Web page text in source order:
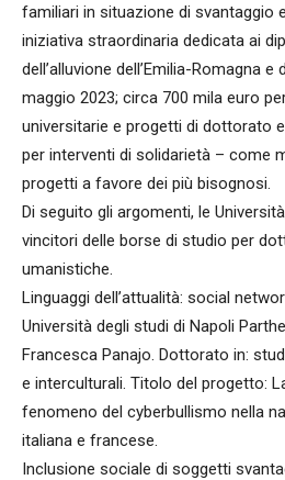
familiari in situazione di svantaggio
iniziativa straordinaria dedicata ai
dell’alluvione dell’Emilia-Romagna
maggio 2023; circa 700 mila euro
universitarie e progetti di dottorato
per interventi di solidarietà – come
progetti a favore dei più bisognosi.
Di seguito gli argomenti, le
vincitori delle borse di studio per
umanistiche.
Linguaggi dell’attualità: social
Università degli studi di Napoli
Francesca Panajo. Dottorato in:
e interculturali. Titolo del progetto:
fenomeno del cyberbullismo nella
italiana e francese.
Inclusione sociale di soggetti